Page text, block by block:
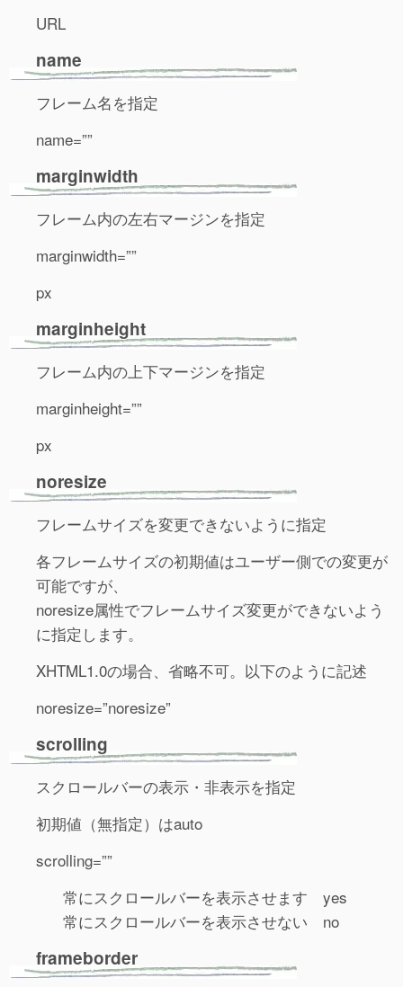
URL
name
フレーム名を指定
name=””
marginwidth
フレーム内の左右マージンを指定
marginwidth=””
px
marginheight
フレーム内の上下マージンを指定
marginheight=””
px
noresize
フレームサイズを変更できないように指定
各フレームサイズの初期値はユーザー側での変更が
可能ですが、
noresize属性でフレームサイズ変更ができないよう
に指定します。
XHTML1.0の場合、省略不可。以下のように記述
noresize=”noresize”
scrolling
スクロールバーの表示・非表示を指定
初期値（無指定）はauto
scrolling=””
常にスクロールバーを表示させます yes
常にスクロールバーを表示させない no
frameborder